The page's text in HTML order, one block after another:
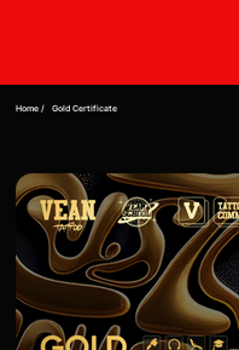
Home / Gold Certificate